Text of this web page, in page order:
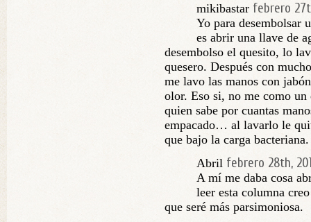
mikibastar febrero
Yo para desembolsar
es abrir una llave de
desembolso el quesito, lo
quesero. Después con
me lavo las manos con
olor. Eso si, no me como
quien sabe por cuantas
empacado… al lavarlo le
que bajo la carga bacteriana.
Abril febrero 28th,
A mí me daba cosa
leer esta columna
que seré más parsimoniosa.